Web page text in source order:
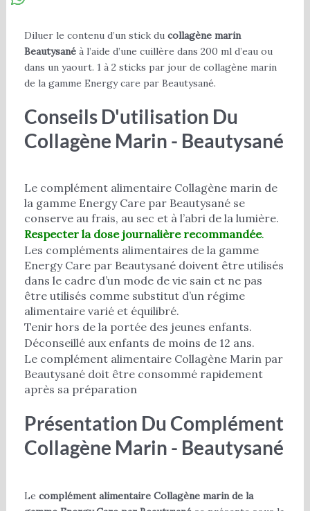
Diluer le contenu d’un stick du collagène marin
Beautysanéà l’aide d’une cuillère dans 200 ml d’eau ou
dans un yaourt. 1 à 2 sticks par jour de collagène marin
de la gamme Energy care par Beautysané.
Conseils D'utilisation Du
Collagène Marin - Beautysané
Le complément alimentaire Collagène marin de
la gamme Energy Care par Beautysané se
conserve au frais, au sec et à l’abri de la lumière.
Respecter la dose journalière recommandée.
Les compléments alimentaires de la gamme
Energy Care par Beautysané doivent être utilisés
dans le cadre d’un mode de vie sain et ne pas
être utilisés comme substitut d’un régime
alimentaire varié et équilibré.
Tenir hors de la portée des jeunes enfants.
Déconseillé aux enfants de moins de 12 ans.
Le complément alimentaire Collagène Marin par
Beautysané doit être consommé rapidement
après sa préparation
Présentation Du Complément
Collagène Marin - Beautysané
Le complément alimentaire Collagène marin de la